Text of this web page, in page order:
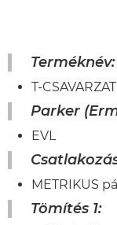
Terméknév:
T-CSAVARZAT
Parker
EVL
METRIKUS
Tömítés 1: